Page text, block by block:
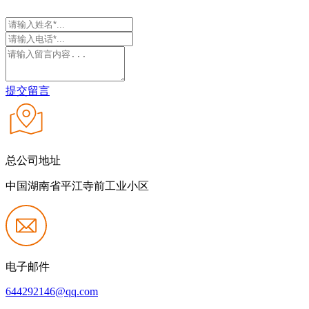
提交留言
总公司地址
中国湖南省平江寺前工业小区
电子邮件
644292146@qq.com